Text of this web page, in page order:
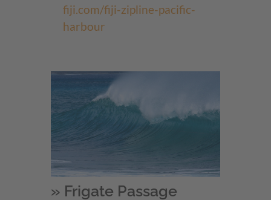
fiji.com/fiji-zipline-pacific-
harbour
» Frigate Passage